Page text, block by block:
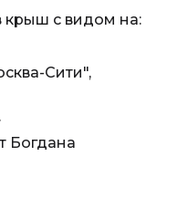
крыш с видом на:
Сити",
Богдана